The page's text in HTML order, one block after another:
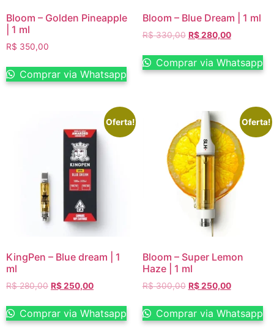
Bloom – Golden Pineapple
| 1 ml
R$ 350,00
Comprar via Whatsapp
Bloom – Blue Dream | 1 ml
R$330,00 R$280,00
Comprar via Whatsapp
Oferta!
KingPen – Blue dream | 1
ml
R$280,00 R$250,00
Comprar via Whatsapp
Oferta!
Bloom – Super Lemon
Haze | 1 ml
R$300,00 R$250,00
Comprar via Whatsapp